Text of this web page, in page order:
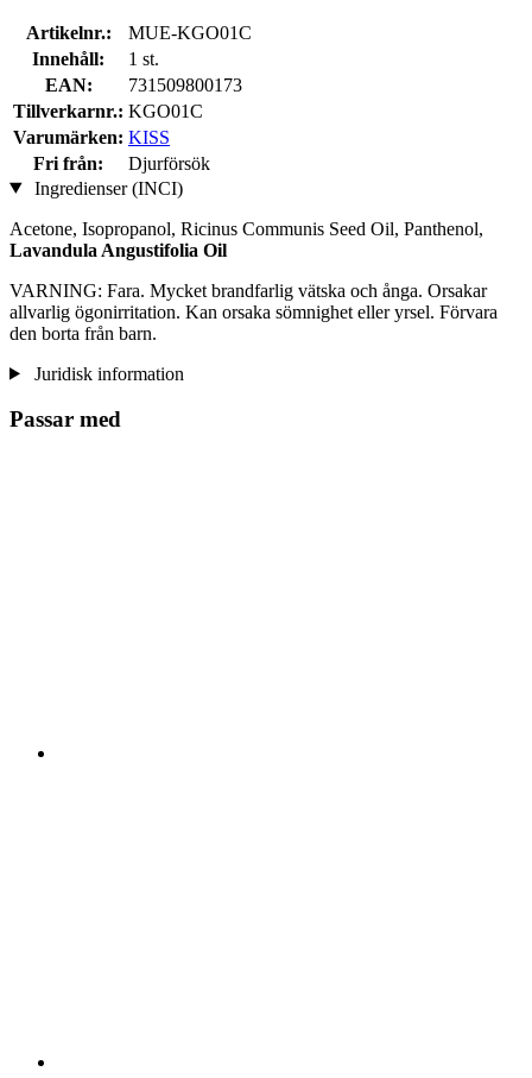
Artikelnr.:
MUE-KGO01C
Innehåll:
1 st.
EAN:
731509800173
Tillverkarnr.: KGO01C
Varumärken: KISS
Fri från:
Djurförsök
Ingredienser (INCI)
Acetone, Isopropanol, Ricinus Communis Seed Oil, Panthenol,
Lavandula Angustifolia Oil
VARNING: Fara. Mycket brandfarlig vätska och ånga. Orsakar
allvarlig ögonirritation. Kan orsaka sömnighet eller yrsel. Förvara
den borta från barn.
Juridisk information
Passar med